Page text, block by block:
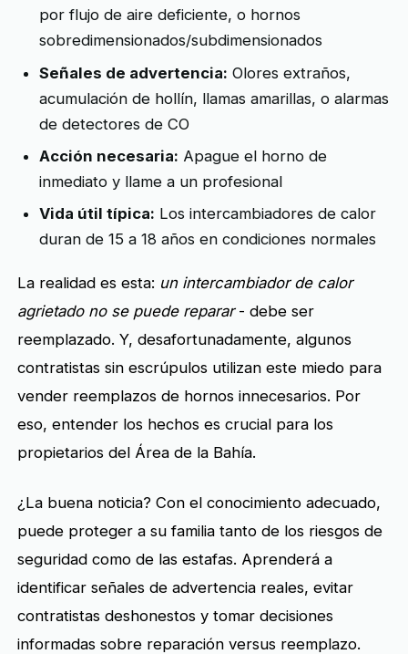
por flujo de aire deficiente, o hornos
sobredimensionados/subdimensionados
Señales de advertencia: Olores extraños,
acumulación de hollín, llamas amarillas, o alarmas
de detectores de CO
Acción necesaria: Apague el horno de
inmediato y llame a un profesional
Vida útil típica: Los intercambiadores de calor
duran de 15 a 18 años en condiciones normales
La realidad es esta: un intercambiador de calor
agrietado no se puede reparar- debe ser
reemplazado. Y, desafortunadamente, algunos
contratistas sin escrúpulos utilizan este miedo para
vender reemplazos de hornos innecesarios. Por
eso, entender los hechos es crucial para los
propietarios del Área de la Bahía.
¿La buena noticia? Con el conocimiento adecuado,
puede proteger a su familia tanto de los riesgos de
seguridad como de las estafas. Aprenderá a
identificar señales de advertencia reales, evitar
contratistas deshonestos y tomar decisiones
informadas sobre reparación versus reemplazo.